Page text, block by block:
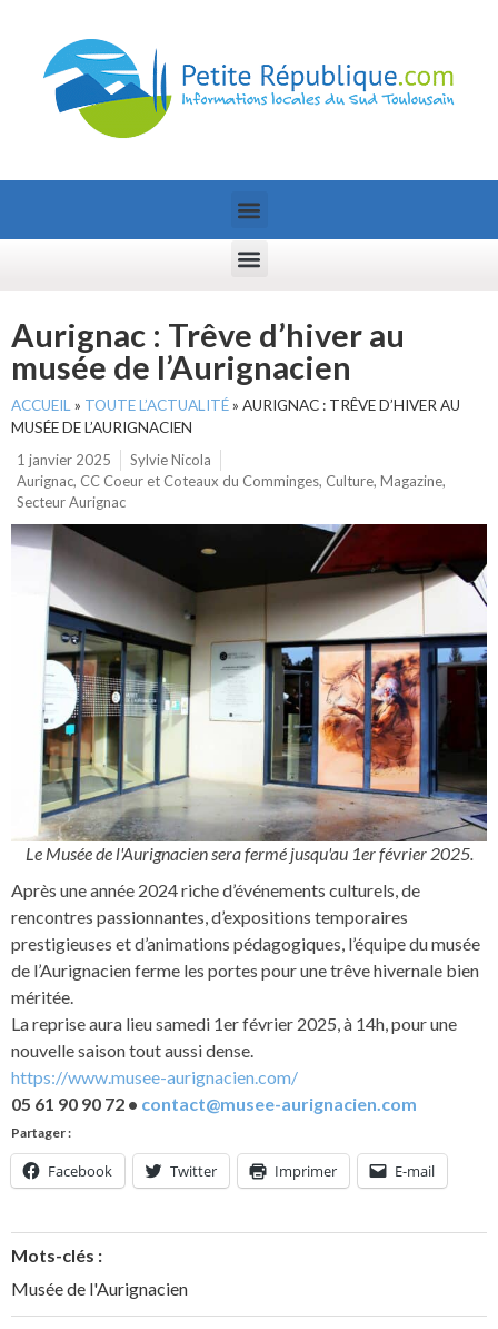
Aurignac : Trêve d’hiver au
musée de l’Aurignacien
ACCUEIL » TOUTE L’ACTUALITÉ» AURIGNAC : TRÊVE D’HIVER AU
MUSÉE DE L’AURIGNACIEN
1 janvier 2025
Sylvie Nicola
Aurignac, CC Coeur et Coteaux du Comminges, Culture, Magazine,
Secteur Aurignac
Le Musée de l'Aurignacien sera fermé jusqu'au 1er février 2025.
Après une année 2024 riche d’événements culturels, de
rencontres passionnantes, d’expositions temporaires
prestigieuses et d’animations pédagogiques, l’équipe du musée
de l’Aurignacien ferme les portes pour une trêve hivernale bien
méritée.
La reprise aura lieu samedi 1er février 2025, à 14h, pour une
nouvelle saison tout aussi dense.
https://www.musee-aurignacien.com/
05 61 90 90 72 • contact@musee-aurignacien.com
Partager :
Facebook Twitter Imprimer E-mail
Mots-clés :
Musée de l'Aurignacien